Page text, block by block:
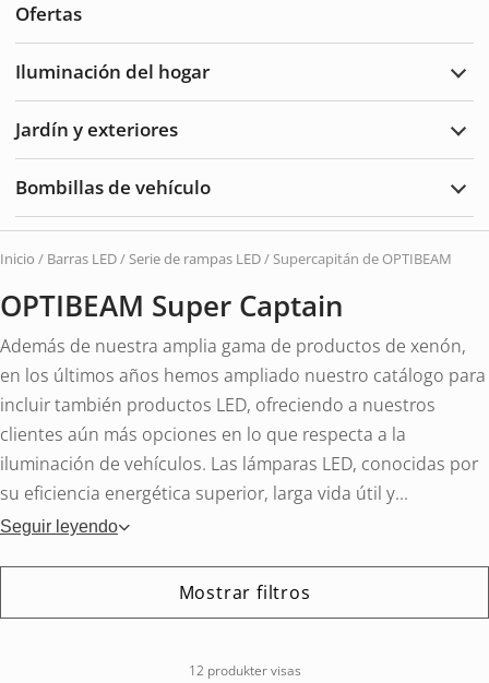
Ofertas
Iluminación del hogar
Jardín y exteriores
Bombillas de vehículo
de
Inicio / Barras LED/Serie de rampas LED/ Supercapitán de OPTIBEAM
OPTIBEAM Super Captain
Además de nuestra amplia gama de productos de xenón,
en los últimos años hemos ampliado nuestro catálogo para
incluir también productos LED, ofreciendo a nuestros
clientes aún más opciones en lo que respecta a la
iluminación de vehículos. Las lámparas LED, conocidas por
su eficiencia energética superior, larga vida útil y...
Seguir leyendo
Mostrar filtros
12 produkter visas